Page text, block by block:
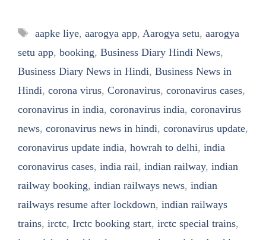
Tags
aapke liye, aarogya app, Aarogya setu, aarogya
setu app, booking, Business Diary Hindi News,
Business Diary News in Hindi, Business News in
Hindi, corona virus, Coronavirus, coronavirus cases,
coronavirus in india, coronavirus india, coronavirus
news, coronavirus news in hindi, coronavirus update,
coronavirus update india, howrah to delhi, india
coronavirus cases, india rail, indian railway, indian
railway booking, indian railways news, indian
railways resume after lockdown, indian railways
trains, irctc, Irctc booking start, irctc special trains,